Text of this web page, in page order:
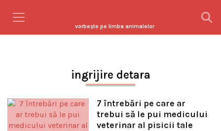
vorbeşte pe limba animalelor
ingrijire detara
7 întrebări pe care ar
trebui să le pui medicului
veterinar al pisicii tale